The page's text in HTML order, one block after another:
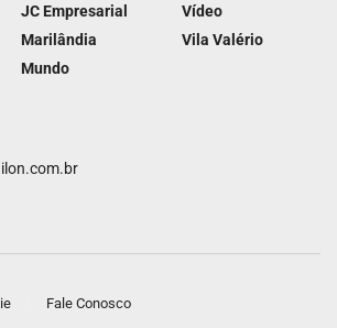
JC Empresarial
Marilândia
Mundo
Vídeo
Vila Valério
Fale Conosco